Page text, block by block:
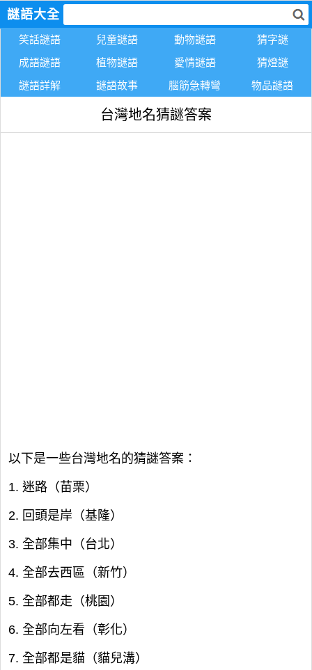
謎語大全
笑話謎語 兒童謎語 動物謎語
猜字謎
成語謎語
植物謎語 愛情謎語
猜燈謎
謎語詳解
謎語故事 腦筋急轉彎 物品謎語
台灣地名猜謎答案
以下是一些台灣地名的猜謎答案：
1. 迷路（苗栗）
2. 回頭是岸（基隆）
3. 全部集中（台北）
4. 全部去西區（新竹）
5. 全部都走（桃園）
6. 全部向左看（彰化）
7. 全部都是貓（貓兒溝）